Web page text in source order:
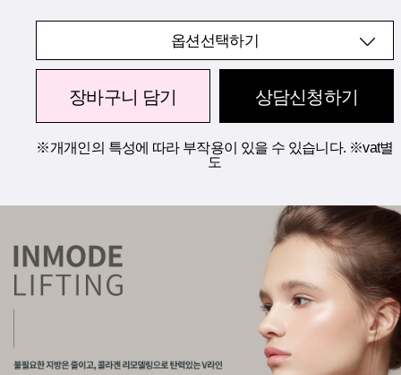
옵션선택하기
장바구니 담기 상담신청하기
※개개인의 특성에 따라 부작용이 있을 수 있습니다. ※vat별
도